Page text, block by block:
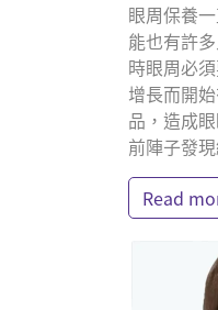
眼周保養
能也有許
時眼周必
增長而開
品，造成
前陣子發
Read